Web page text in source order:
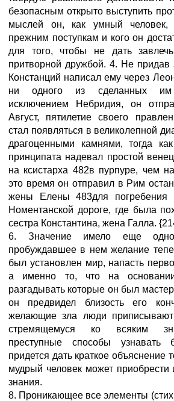
безопасным открыто выступить
мыслей он, как умный человек,
прежним поступкам и кого он
для того, чтобы не дать
притворной дружбой. 4. Не придав
Констанций написал ему через
ни одного из сделанных им
исключением Небридия, он
Август, пятилетие своего
стал появляться в великолепной
драгоценными камнями, тогда
принципата надевал простой
на ксистарха 482в пурпуре, чем
это время он отправил в Рим
жены Елены 483для погребения
Номентанской дороге, где была
сестра Константина, жена Галла.
6. Значение имело еще одно
пробуждавшее в нем желание
был установлен мир, напасть
а именно то, что на
разгадывать которые он был
он предвидел близость его
желающие зла люди
стремящемуся ко всяким
преступные способы
придется дать краткое объяснение
мудрый человек может
знания.
8. Проникающее все элементы